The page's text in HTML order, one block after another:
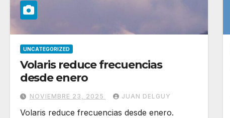
UNCATEGORIZED
Volaris reduce frecuencias
desde enero
NOVIEMBRE 23, 2025 JUAN DELGUY
Volaris reduce frecuencias desde enero.